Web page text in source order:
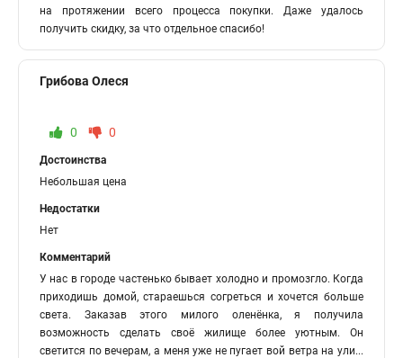
на протяжении всего процесса покупки. Даже удалось
получить скидку, за что отдельное спасибо!
Грибова Олеся
0 0
Достоинства
Небольшая цена
Недостатки
Нет
Комментарий
У нас в городе частенько бывает холодно и промозгло. Когда
приходишь домой, стараешься согреться и хочется больше
света. Заказав этого милого оленёнка, я получила
возможность сделать своё жилище более уютным. Он
светится по вечерам, а меня уже не пугает вой ветра на ули...